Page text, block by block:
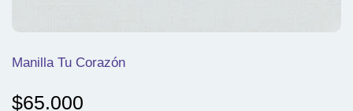
Manilla Tu Corazón
$65.000